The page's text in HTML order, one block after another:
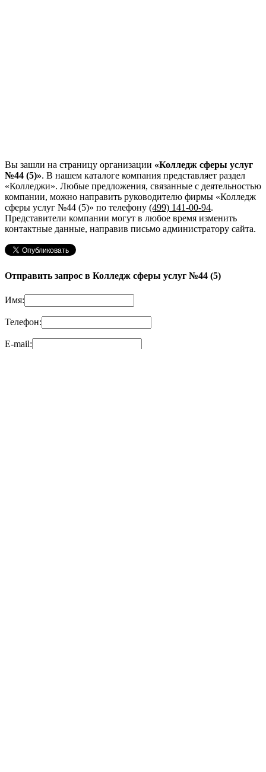
Вы зашли на страницу организации «Колледж сферы услуг
№44 (5)». В нашем каталоге компания представляет раздел
«Колледжи». Любые предложения, связанные с деятельностью
компании, можно направить руководителю фирмы «Колледж
сферы услуг №44 (5)» по телефону (499) 141-00-94.
Представители компании могут в любое время изменить
контактные данные, направив письмо администратору сайта.
Отправить запрос в Колледж сферы услуг №44 (5)
Имя:
Телефон:
E-mail: